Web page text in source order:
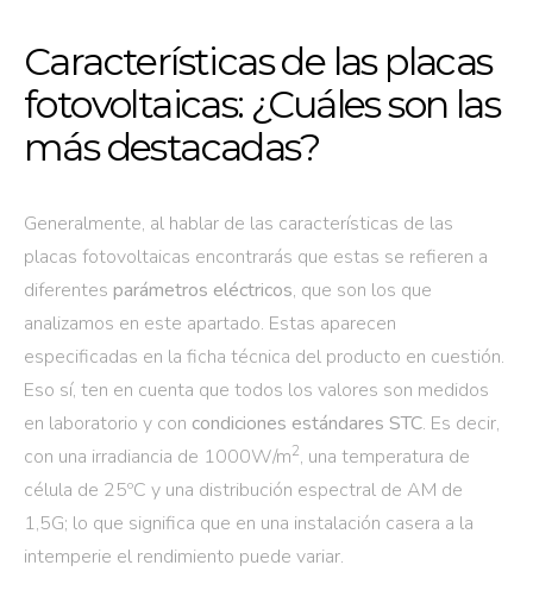
Características de las placas
fotovoltaicas: ¿Cuáles son las
más destacadas?
Generalmente, al hablar de las características de las
placas fotovoltaicas encontrarás que estas se refieren a
diferentes parámetros eléctricos, que son los que
analizamos en este apartado. Estas aparecen
especificadas en la ficha técnica del producto en cuestión.
Eso sí, ten en cuenta que todos los valores son medidos
en laboratorio y con condiciones estándares STC. Es decir,
con una irradiancia de 1000W/m2, una temperatura de
célula de 25ºC y una distribución espectral de AM de
1,5G; lo que significa que en una instalación casera a la
intemperie el rendimiento puede variar.